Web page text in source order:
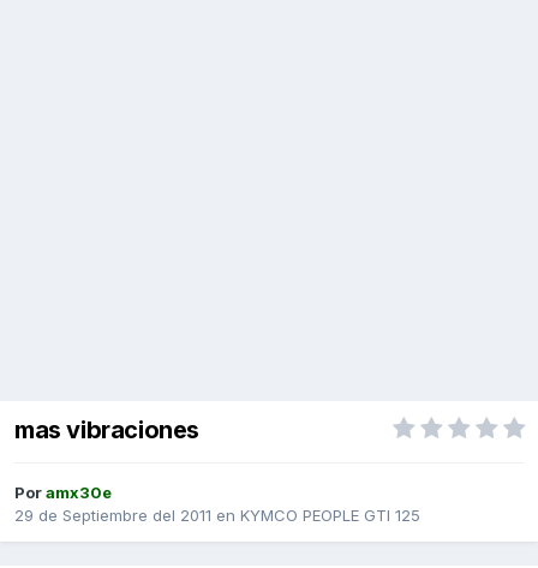
mas vibraciones
Poramx30e
29 de Septiembre del 2011 en KYMCO PEOPLE GTI 125